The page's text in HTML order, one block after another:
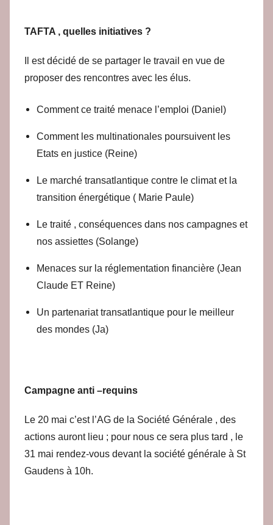
TAFTA , quelles initiatives ?
Il est décidé de se partager le travail en vue de
proposer des rencontres avec les élus.
Comment ce traité menace l’emploi (Daniel)
Comment les multinationales poursuivent les
Etats en justice (Reine)
Le marché transatlantique contre le climat et la
transition énergétique ( Marie Paule)
Le traité , conséquences dans nos campagnes et
nos assiettes (Solange)
Menaces sur la réglementation financière (Jean
Claude ET Reine)
Un partenariat transatlantique pour le meilleur
des mondes (Ja)
Campagne anti –requins
Le 20 mai c’est l’AG de la Société Générale , des
actions auront lieu ; pour nous ce sera plus tard , le
31 mai rendez-vous devant la société générale à St
Gaudens à 10h.